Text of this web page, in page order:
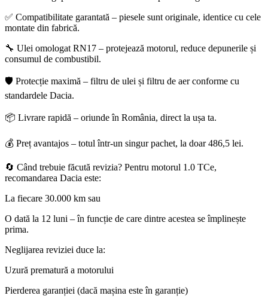
✅ Compatibilitate garantată – piesele sunt originale, identice cu cele
montate din fabrică.
🔧 Ulei omologat RN17 – protejează motorul, reduce depunerile și
consumul de combustibil.
🛡️ Protecție maximă – filtru de ulei și filtru de aer conforme cu
standardele Dacia.
📦 Livrare rapidă – oriunde în România, direct la ușa ta.
💰 Preț avantajos – totul într-un singur pachet, la doar 486,5 lei.
🔄 Când trebuie făcută revizia? Pentru motorul 1.0 TCe,
recomandarea Dacia este:
La fiecare 30.000 km sau
O dată la 12 luni – în funcție de care dintre acestea se împlinește
prima.
Neglijarea reviziei duce la:
Uzură prematură a motorului
Pierderea garanției (dacă mașina este în garanție)